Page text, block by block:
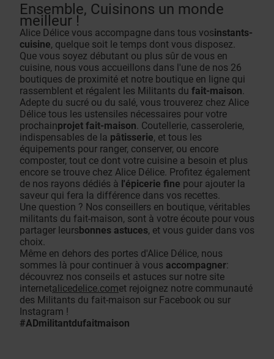
Ensemble, Cuisinons un monde
meilleur !
Alice Délice vous accompagne dans tous vosinstants-
cuisine, quelque soit le temps dont vous disposez.
Que vous soyez débutant ou plus sûr de vous en
cuisine, nous vous accueillons dans l'une de nos 26
boutiques de proximité et notre boutique en ligne qui
rassemblent et régalent les Militants du fait-maison.
Adepte du sucré ou du salé, vous trouverez chez Alice
Délice tous les ustensiles nécessaires pour votre
prochainprojet fait-maison. Coutellerie, casserolerie,
indispensables de la pâtisserie, et tous les
équipements pour ranger, conserver, ou encore
composter, tout ce dont votre cuisine a besoin et plus
encore se trouve chez Alice Délice. Profitez également
de nos rayons dédiés à l'épicerie fine pour ajouter la
saveur qui fera la différence dans vos recettes.
Une question ? Nos conseillers en boutique, véritables
militants du fait-maison, sont à votre écoute pour vous
partager leurs bonnes astuces, et vous guider dans vos
choix.
Même en dehors des portes d'Alice Délice, nous
sommes là pour continuer à vous accompagner:
découvrez nos conseils et astuces sur notre site
internetalicedelice.comet rejoignez notre communauté
des Militants du fait-maison sur Facebook ou sur
Instagram !
#ADmilitantdufaitmaison